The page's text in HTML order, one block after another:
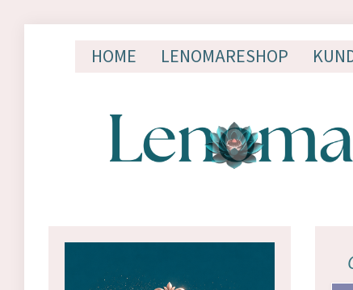
HOME LENOMARESHOP